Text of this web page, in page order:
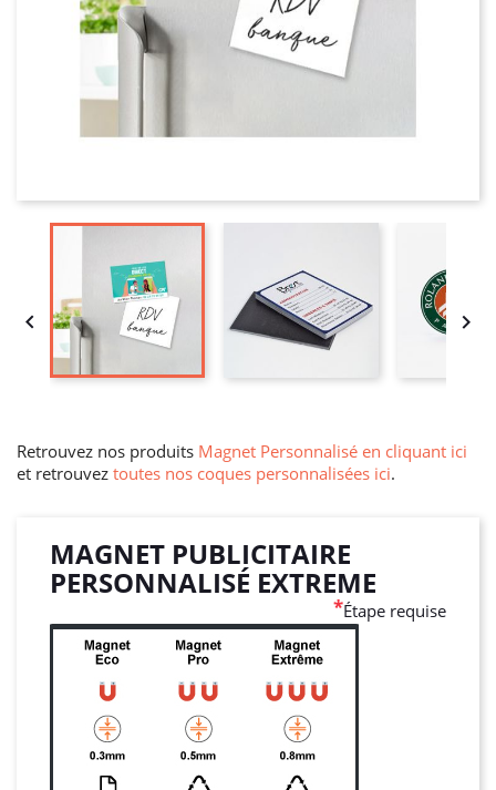
 
Retrouvez nos produits Magnet Personnalisé en cliquant ici
et retrouvez toutes nos coques personnalisées ici.
MAGNET PUBLICITAIRE
PERSONNALISÉ EXTREME
*Étape requise